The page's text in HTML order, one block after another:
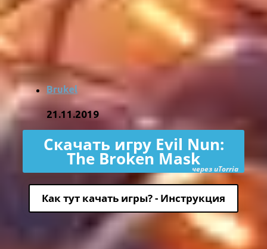
Brukel
21.11.2019
Скачать игру Evil Nun:
The Broken Maskчерез uTorria
Как тут качать игры? - Инструкция